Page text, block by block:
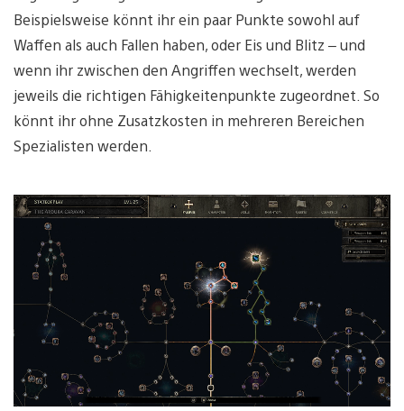
Beispielsweise könnt ihr ein paar Punkte sowohl auf
Waffen als auch Fallen haben, oder Eis und Blitz – und
wenn ihr zwischen den Angriffen wechselt, werden
jeweils die richtigen Fähigkeitenpunkte zugeordnet. So
könnt ihr ohne Zusatzkosten in mehreren Bereichen
Spezialisten werden.